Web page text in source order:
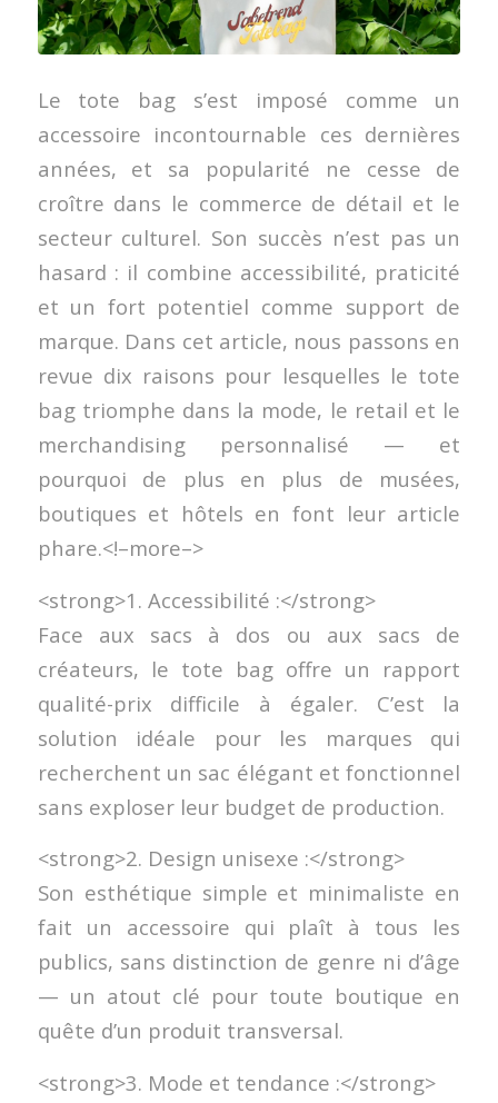
Le tote bag s’est imposé comme un
accessoire incontournable ces dernières
années, et sa popularité ne cesse de
croître dans le commerce de détail et le
secteur culturel. Son succès n’est pas un
hasard : il combine accessibilité, praticité
et un fort potentiel comme support de
marque. Dans cet article, nous passons en
revue dix raisons pour lesquelles le tote
bag triomphe dans la mode, le retail et le
merchandising personnalisé — et
pourquoi de plus en plus de musées,
boutiques et hôtels en font leur article
phare.<!–more–>
<strong>1. Accessibilité :</strong>
Face aux sacs à dos ou aux sacs de
créateurs, le tote bag offre un rapport
qualité-prix difficile à égaler. C’est la
solution idéale pour les marques qui
recherchent un sac élégant et fonctionnel
sans exploser leur budget de production.
<strong>2. Design unisexe :</strong>
Son esthétique simple et minimaliste en
fait un accessoire qui plaît à tous les
publics, sans distinction de genre ni d’âge
— un atout clé pour toute boutique en
quête d’un produit transversal.
<strong>3. Mode et tendance :</strong>